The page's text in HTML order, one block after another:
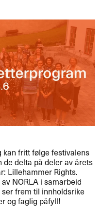
kan fritt følge festivalens
delta på deler av årets
Lillehammer Rights.
NORLA i samarbeid
frem til innholdsrike
og faglig påfyll!